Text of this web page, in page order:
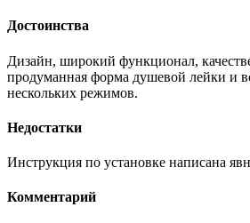
Достоинства
Дизайн, широкий функционал,
продуманная форма душевой лейки и
нескольких режимов.
Недостатки
Инструкция по установке написана
Комментарий